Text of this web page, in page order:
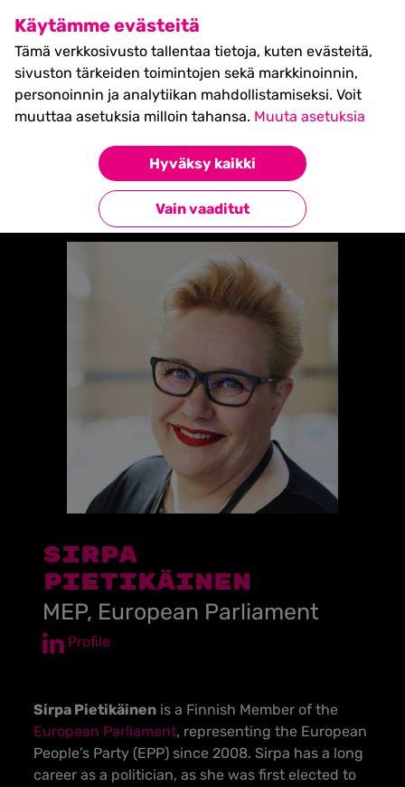
Käytämme evästeitä
Tämä verkkosivusto tallentaa tietoja, kuten evästeitä,
sivuston tärkeiden toimintojen sekä markkinoinnin,
personoinnin ja analytiikan mahdollistamiseksi. Voit
muuttaa asetuksia milloin tahansa. Muuta asetuksia
Hyväksy kaikki
Vain vaaditut
SHIFT Business Festival
27.5.2027, Turku - liput
myynnissä nyt! >>
Sirpa Pietikäinen
Takaisin esiintyjiin
Sirpa
Pietikäinen
MEP, European Parliament
Profile
Sirpa Pietikäinen is a Finnish Member of the
European Parliament, representing the European
People’s Party (EPP) since 2008. Sirpa has a long
career as a politician, as she was first elected to